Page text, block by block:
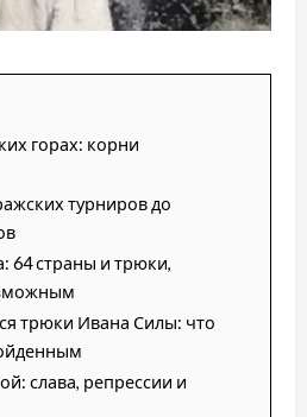
горах: корни
турниров до
64 страны и трюки,
трюки Ивана Силы: что
слава, репрессии и